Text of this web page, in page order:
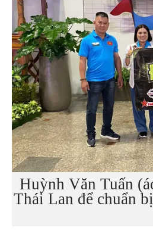
Huỳnh Văn Tuấn
Thái Lan để chuẩn